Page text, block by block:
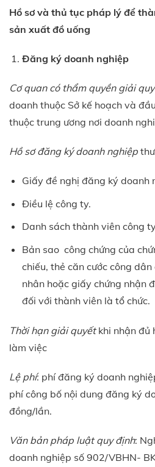
Hồ sơ và thủ tục pháp lý để
sản xuất đồ uống
Đăng ký doanh nghiệp
Cơ quan có thẩm quyền giải
doanh thuộc Sở kế hoạch và
thuộc trung ương nơi doanh
Hồ sơ đăng ký doanh nghiệp
Giấy đề nghị đăng ký doanh
Điều lệ công ty.
Danh sách thành viên công ty
Bản sao công chứng của
chiếu, thẻ căn cước công
nhân hoặc giấy chứng nhận
đối với thành viên là tổ chức.
Thời hạn giải quyếtkhi nhận đủ
làm việc
Lệ phí: phí đăng ký doanh
phí công bố nội dung đăng ký
đồng/lần.
Văn bản pháp luật quy định:
doanh nghiệp số 902/VBHN-